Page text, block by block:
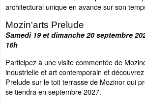
architectural unique en avance sur son
Mozin'arts Prelude
Samedi 19 et dimanche 20 septembre
16h
Participez à une visite commentée de
industrielle et art contemporain et
Prelude sur le toit terrasse de Mozinor qui
se tiendra en septembre 2027.